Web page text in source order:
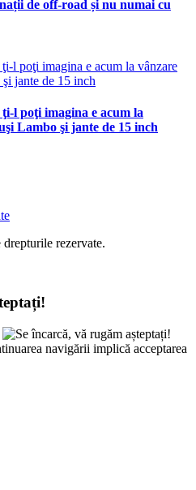
de off-road și nu numai cu
l poţi imagina e acum la
Lambo şi jante de 15 inch
rezervate.
navigării implică acceptarea